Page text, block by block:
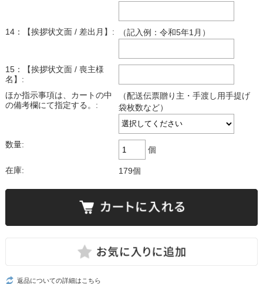
14：【挨拶状文面 / 差出月】: （記入例：令和5年1月）
15：【挨拶状文面 / 喪主様
名】:
ほか指示事項は、カートの中
の備考欄にて指定する。:
（配送伝票贈り主・手渡し用手提げ
袋枚数など）
数量:
個
在庫: 179個
返品についての詳細はこちら